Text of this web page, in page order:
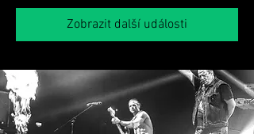
Zobrazit další události